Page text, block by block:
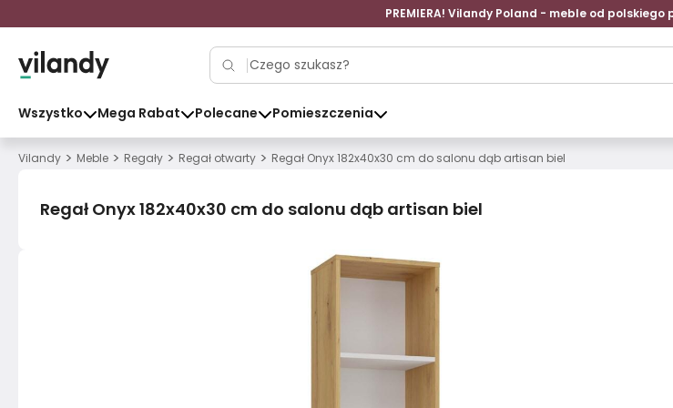
PREMIERA! Vilandy Poland - meble od
Wszystko Mega Rabat Polecane Pomieszczenia
Vilandy > Meble > Regały > Regał otwarty > Regał Onyx 182x40x30 cm do salonu dąb artisan biel
Regał Onyx 182x40x30 cm do salonu dąb artisan biel